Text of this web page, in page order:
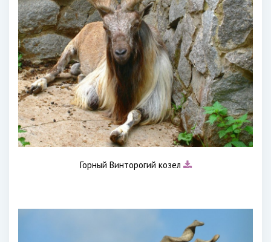
Горный Винторогий козел